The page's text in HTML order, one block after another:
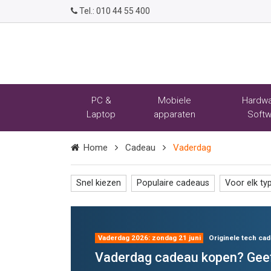
Tel.: 010 44 55 400
PC &
Laptop
Mobiele
apparaten
Home Cadeau Vaderdag
Snel kiezen Populaire cadeaus Voor elk
Vaderdag 2026: zondag 21 juni Originele tech
Vaderdag cadeau kopen?